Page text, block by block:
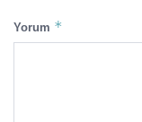
Yorum *